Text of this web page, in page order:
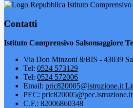
Istituto
Contatti
Istituto Comprensivo Salsomaggiore
Via Don Minzoni 8/BIS - 43039
Tel: 0524 573129
Tel: 0524 572006
Email: pric820005@istruzione.it
PEC: pric820005@pec.istruzione.it
C.F.: 82006860348